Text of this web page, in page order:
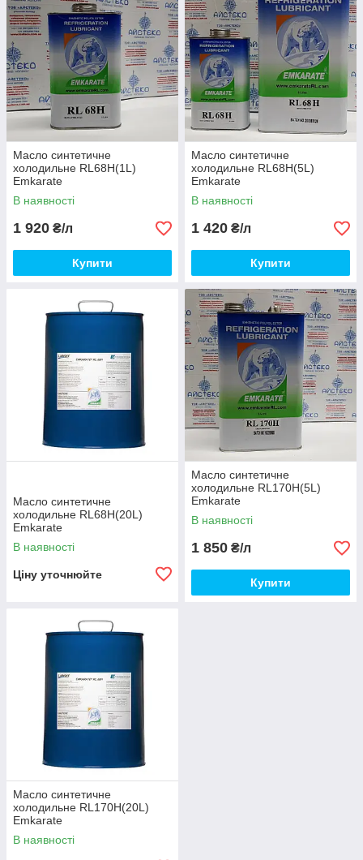
Масло синтетичне
холодильне RL68H(1L)
Emkarate
В наявності
1 920 ₴/л
Купити
Масло синтетичне
холодильне RL68H(5L)
Emkarate
В наявності
1 420 ₴/л
Купити
Масло синтетичне
холодильне RL68H(20L)
Emkarate
В наявності
Ціну уточнюйте
Масло синтетичне
холодильне RL170H(5L)
Emkarate
В наявності
1 850 ₴/л
Купити
Масло синтетичне
холодильне RL170H(20L)
Emkarate
В наявності